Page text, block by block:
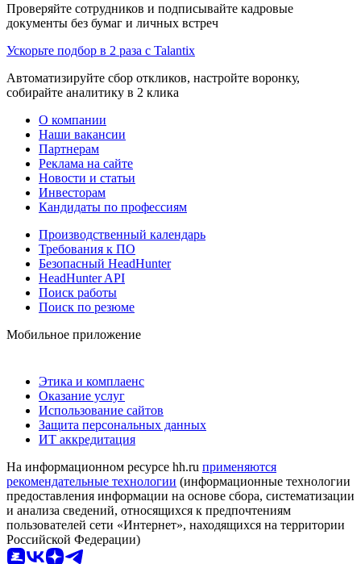
Проверяйте сотрудников и подписывайте кадровые
документы без бумаг и личных встреч
Ускорьте подбор в 2 раза с Talantix
Автоматизируйте сбор откликов, настройте воронку,
собирайте аналитику в 2 клика
О компании
Наши вакансии
Партнерам
Реклама на сайте
Новости и статьи
Инвесторам
Кандидаты по профессиям
Производственный календарь
Требования к ПО
Безопасный HeadHunter
HeadHunter API
Поиск работы
Поиск по резюме
Мобильное приложение
Этика и комплаенс
Оказание услуг
Использование сайтов
Защита персональных данных
ИТ аккредитация
На информационном ресурсе hh.ru применяются
рекомендательные технологии (информационные технологии
предоставления информации на основе сбора, систематизации
и анализа сведений, относящихся к предпочтениям
пользователей сети «Интернет», находящихся на территории
Российской Федерации)